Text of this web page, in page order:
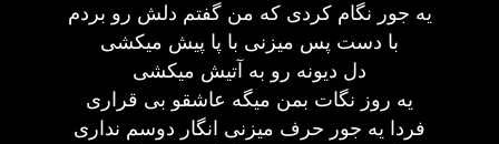
یه جور نگام کردی که من گفتم دلش رو بردم
با دست پس میزنی با پا پیش میکشی
دل دیونه رو به آتیش میکشی
یه روز نگات بمن میگه عاشقو بی قراری
فردا یه جور حرف میزنی انگار دوسم نداری